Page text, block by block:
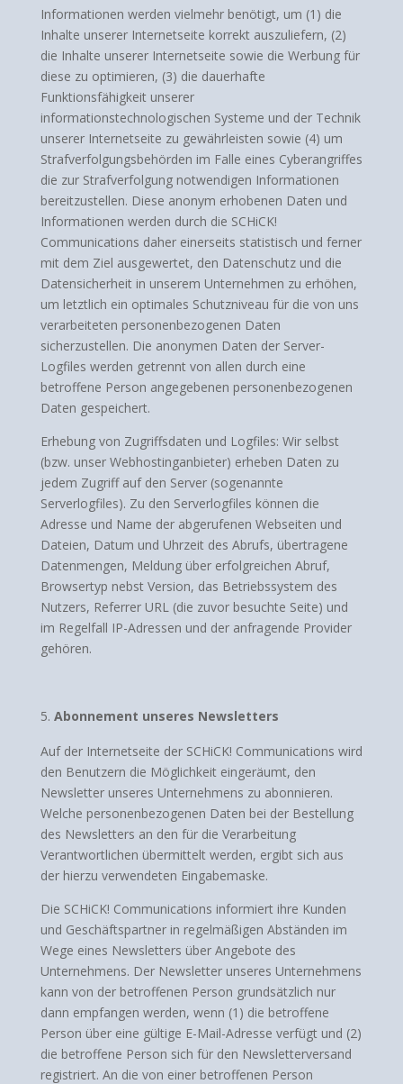
Informationen werden vielmehr benötigt, um (1) die
Inhalte unserer Internetseite korrekt auszuliefern, (2)
die Inhalte unserer Internetseite sowie die Werbung für
diese zu optimieren, (3) die dauerhafte
Funktionsfähigkeit unserer
informationstechnologischen Systeme und der Technik
unserer Internetseite zu gewährleisten sowie (4) um
Strafverfolgungsbehörden im Falle eines Cyberangriffes
die zur Strafverfolgung notwendigen Informationen
bereitzustellen. Diese anonym erhobenen Daten und
Informationen werden durch die SCHiCK!
Communications daher einerseits statistisch und ferner
mit dem Ziel ausgewertet, den Datenschutz und die
Datensicherheit in unserem Unternehmen zu erhöhen,
um letztlich ein optimales Schutzniveau für die von uns
verarbeiteten personenbezogenen Daten
sicherzustellen. Die anonymen Daten der Server-
Logfiles werden getrennt von allen durch eine
betroffene Person angegebenen personenbezogenen
Daten gespeichert.
Erhebung von Zugriffsdaten und Logfiles: Wir selbst
(bzw. unser Webhostinganbieter) erheben Daten zu
jedem Zugriff auf den Server (sogenannte
Serverlogfiles). Zu den Serverlogfiles können die
Adresse und Name der abgerufenen Webseiten und
Dateien, Datum und Uhrzeit des Abrufs, übertragene
Datenmengen, Meldung über erfolgreichen Abruf,
Browsertyp nebst Version, das Betriebssystem des
Nutzers, Referrer URL (die zuvor besuchte Seite) und
im Regelfall IP-Adressen und der anfragende Provider
gehören.
Abonnement unseres Newsletters
Auf der Internetseite der SCHiCK! Communications wird
den Benutzern die Möglichkeit eingeräumt, den
Newsletter unseres Unternehmens zu abonnieren.
Welche personenbezogenen Daten bei der Bestellung
des Newsletters an den für die Verarbeitung
Verantwortlichen übermittelt werden, ergibt sich aus
der hierzu verwendeten Eingabemaske.
Die SCHiCK! Communications informiert ihre Kunden
und Geschäftspartner in regelmäßigen Abständen im
Wege eines Newsletters über Angebote des
Unternehmens. Der Newsletter unseres Unternehmens
kann von der betroffenen Person grundsätzlich nur
dann empfangen werden, wenn (1) die betroffene
Person über eine gültige E-Mail-Adresse verfügt und (2)
die betroffene Person sich für den Newsletterversand
registriert. An die von einer betroffenen Person